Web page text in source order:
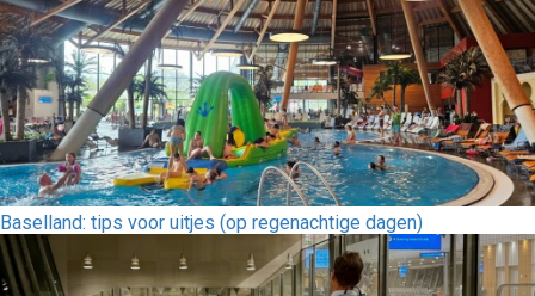
Baselland: tips voor uitjes (op regenachtige dagen)